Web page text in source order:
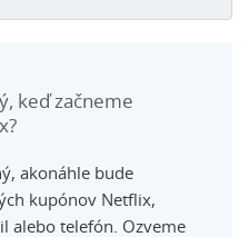
keď začneme
akonáhle bude
kupónov Netflix,
alebo telefón. Ozveme